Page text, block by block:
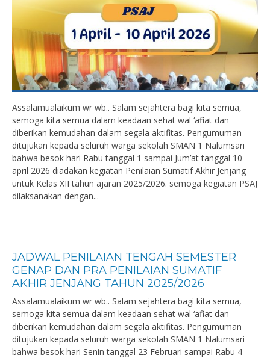
Assalamualaikum wr wb.. Salam sejahtera bagi kita semua,
semoga kita semua dalam keadaan sehat wal ‘afiat dan
diberikan kemudahan dalam segala aktifitas. Pengumuman
ditujukan kepada seluruh warga sekolah SMAN 1 Nalumsari
bahwa besok hari Rabu tanggal 1 sampai Jum’at tanggal 10
april 2026 diadakan kegiatan Penilaian Sumatif Akhir Jenjang
untuk Kelas XII tahun ajaran 2025/2026. semoga kegiatan PSAJ
dilaksanakan dengan...
JADWAL PENILAIAN TENGAH SEMESTER
GENAP DAN PRA PENILAIAN SUMATIF
AKHIR JENJANG TAHUN 2025/2026
Assalamualaikum wr wb.. Salam sejahtera bagi kita semua,
semoga kita semua dalam keadaan sehat wal ‘afiat dan
diberikan kemudahan dalam segala aktifitas. Pengumuman
ditujukan kepada seluruh warga sekolah SMAN 1 Nalumsari
bahwa besok hari Senin tanggal 23 Februari sampai Rabu 4